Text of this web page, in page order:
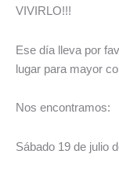
VIVIRLO!!!
Ese día lleva por
lugar para mayor
Nos encontramos:
Sábado 19 de julio